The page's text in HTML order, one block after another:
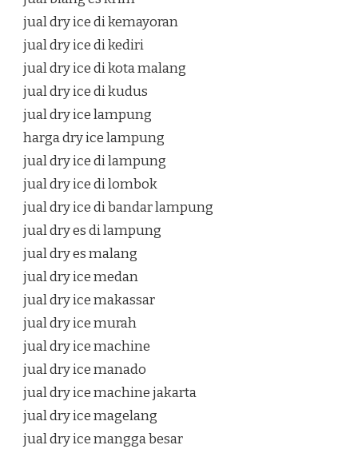
jual dry ice di kemayoran
jual dry ice di kediri
jual dry ice di kota malang
jual dry ice di kudus
jual dry ice lampung
harga dry ice lampung
jual dry ice di lampung
jual dry ice di lombok
jual dry ice di bandar lampung
jual dry es di lampung
jual dry es malang
jual dry ice medan
jual dry ice makassar
jual dry ice murah
jual dry ice machine
jual dry ice manado
jual dry ice machine jakarta
jual dry ice magelang
jual dry ice mangga besar